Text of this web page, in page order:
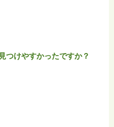
つけやすかったですか？